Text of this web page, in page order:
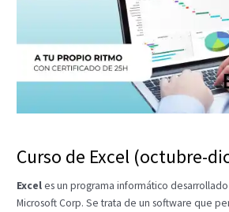
Curso de Excel (octubre-
Exceles un programa informático
Microsoft Corp. Se trata de un software que